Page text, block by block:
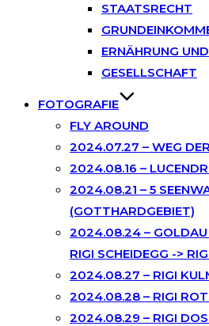
STAATSRECHT
ERNÄHRUNG
GESELLSCHAFT
FOTOGRAFIE
FLY AROUND
2024.07.27 – WEG
2024.08.16 –
2024.08.21 – 5
(GOTTHARDGEBIET)
2024.08.24 – GOLDAU
RIGI SCHEIDEGG ->
2024.08.27 – RIGI
2024.08.28 – RIGI
2024.08.29 – RIGI